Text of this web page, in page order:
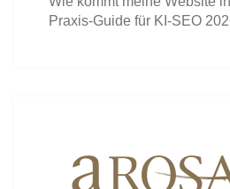
Praxis-Guide für KI-SEO